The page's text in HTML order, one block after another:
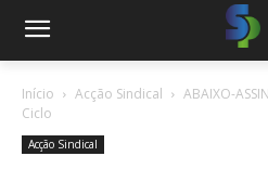
Início Acção Sindical
ABAIXO-
Ciclo
Acção Sindical